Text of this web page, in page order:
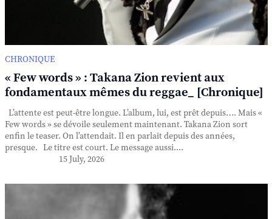
CHRONIQUE
« Few words » : Takana Zion revient aux
fondamentaux mêmes du reggae_ [Chronique]
L’attente est peut-être longue. L’album, lui, est prêt depuis…. Mais «
Few words » se dévoile seulement maintenant. Takana Zion sort
enfin le teaser. On l’attendait. Il en parlait depuis des années,
presque. Le titre est court. Le message aussi....
15 July, 2026